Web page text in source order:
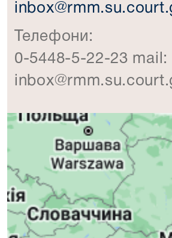
Телефони:
0-5448-5-22-23 mail: